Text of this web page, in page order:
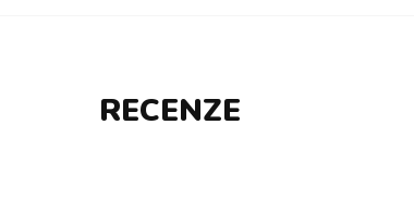
RECENZE